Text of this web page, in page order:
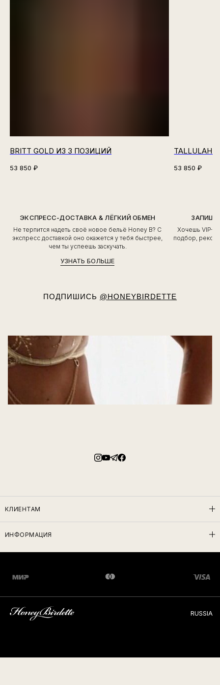
BRITT GOLD ИЗ 3 ПОЗИЦИЙ
53 850 ₽
TALLULAH
53 850 ₽
ЭКСПРЕСС-ДОСТАВКА & ЛЁГКИЙ ОБМЕН
Не терпится надеть своё новое бельё Honey B? С
экспресс доставкой оно окажется у тебя быстрее,
чем ты успеешь заскучать.
УЗНАТЬ БОЛЬШЕ
Хочешь VIP-
подбор,
ПОДПИШИСЬ @HONEYBIRDETTE
КЛИЕНТАМ
ИНФОРМАЦИЯ
RUSSIA